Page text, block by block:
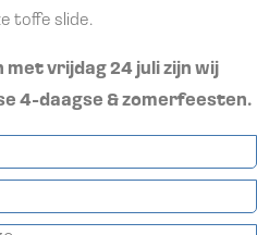
toffe slide.
vrijdag 24 juli zijn wij
4-daagse & zomerfeesten.